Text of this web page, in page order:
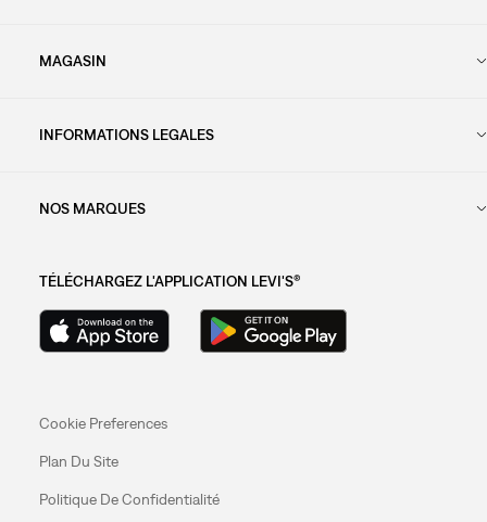
MAGASIN
INFORMATIONS LEGALES
NOS MARQUES
TÉLÉCHARGEZ L'APPLICATION LEVI'S®
Cookie Preferences
Plan Du Site
Politique De Confidentialité